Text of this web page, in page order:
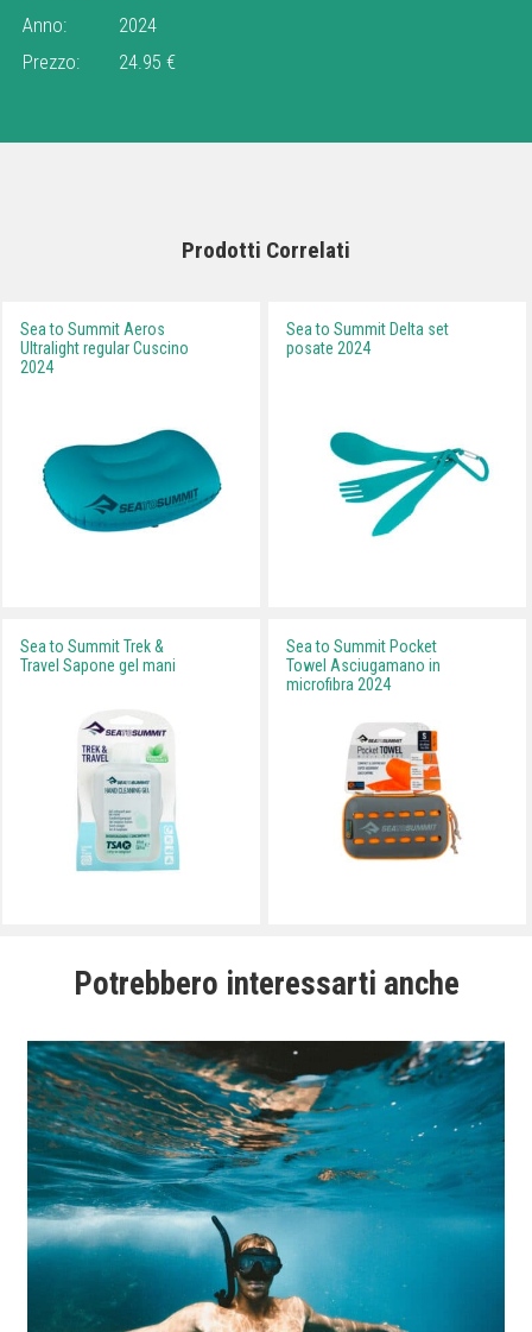
Anno:
2024
Prezzo:
24.95 €
Prodotti Correlati
Sea to Summit Aeros
Ultralight regular Cuscino
2024
Sea to Summit Delta set
posate 2024
Sea to Summit Trek &
Travel Sapone gel mani
Sea to Summit Pocket
Towel Asciugamano in
microfibra 2024
Potrebbero interessarti anche